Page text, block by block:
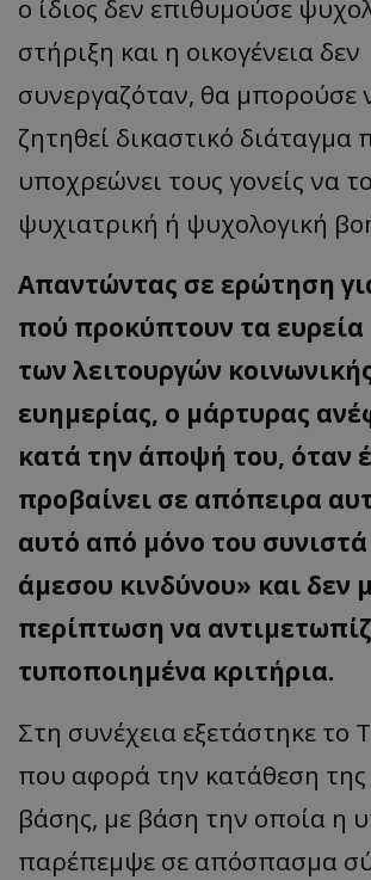
ο ίδιος δεν επιθυμούσε
στήριξη και η οικογένεια δεν
συνεργαζόταν, θα μπορούσε
ζητηθεί δικαστικό διάταγμα
υποχρεώνει τους γονείς να
ψυχιατρική ή ψυχολογική
Απαντώντας σε ερώτηση
πού προκύπτουν τα
των λειτουργών
ευημερίας, ο μάρτυρας
κατά την άποψή του, όταν
προβαίνει σε απόπειρα
αυτό από μόνο του συνιστά
άμεσου κινδύνου» και δεν
περίπτωση να
τυποποιημένα κριτήρια.
Στη συνέχεια εξετάστηκε το
που αφορά την κατάθεση της
βάσης, με βάση την οποία η
παρέπεμψε σε απόσπασμα